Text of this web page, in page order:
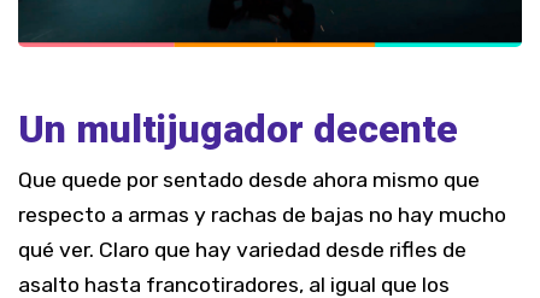
Un multijugador decente
Que quede por sentado desde ahora mismo que
respecto a armas y rachas de bajas no hay mucho
qué ver. Claro que hay variedad desde rifles de
asalto hasta francotiradores, al igual que los